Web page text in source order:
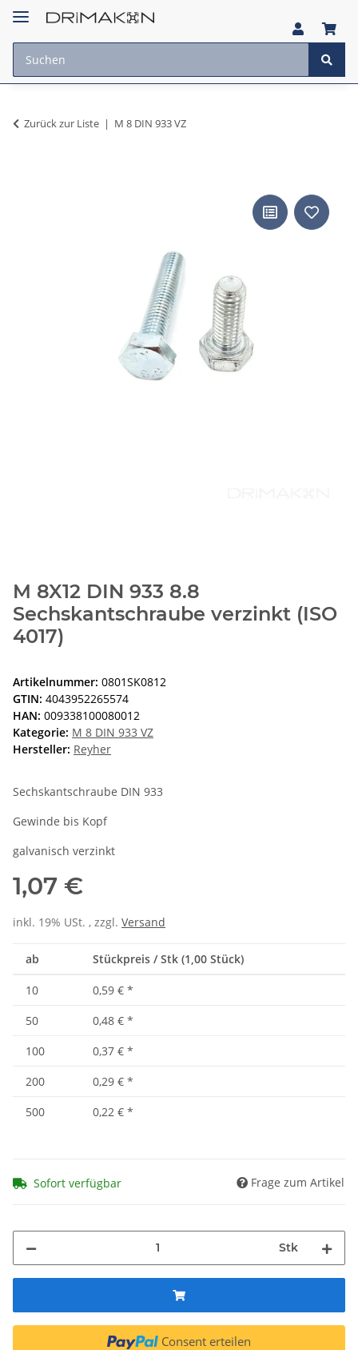
Zurück zur Liste M 8 DIN 933 VZ
M 8X12 DIN 933 8.8
Sechskantschraube verzinkt (ISO
4017)
Artikelnummer: 0801SK0812
GTIN: 4043952265574
HAN: 009338100080012
Kategorie: M 8 DIN 933 VZ
Hersteller: Reyher
Sechskantschraube DIN 933
Gewinde bis Kopf
galvanisch verzinkt
1,07 €
inkl. 19% USt. , zzgl. Versand
ab Stückpreis / Stk (1,00 Stück)
10 0,59 € *
50
0,48 € *
100
0,37 € *
200
0,29 € *
500
0,22 € *
Sofort verfügbar Frage zum Artikel
Stk
Consent erteilen